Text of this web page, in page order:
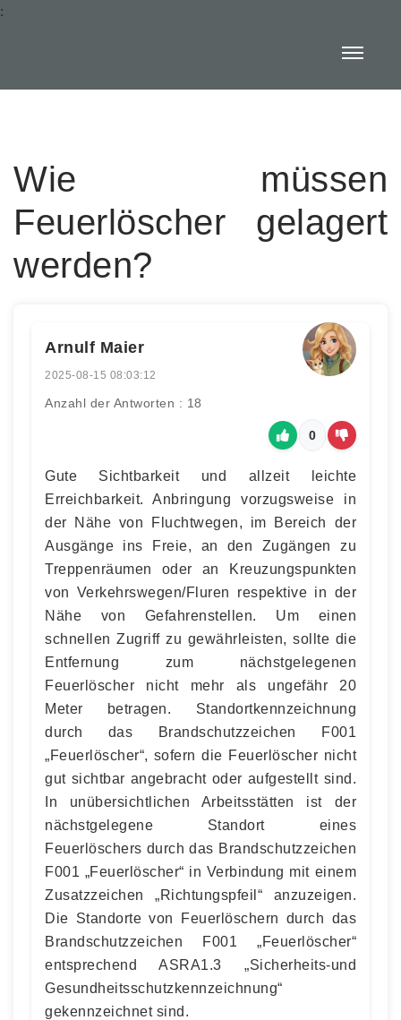
:
Wie müssen
Feuerlöscher gelagert
werden?
Arnulf Maier
2025-08-15 08:03:12
Anzahl der Antworten : 18
0
Gute Sichtbarkeit und allzeit leichte
Erreichbarkeit. Anbringung vorzugsweise in
der Nähe von Fluchtwegen, im Bereich der
Ausgänge ins Freie, an den Zugängen zu
Treppenräumen oder an Kreuzungspunkten
von Verkehrswegen/Fluren respektive in der
Nähe von Gefahrenstellen. Um einen
schnellen Zugriff zu gewährleisten, sollte die
Entfernung zum nächstgelegenen
Feuerlöscher nicht mehr als ungefähr 20
Meter betragen. Standortkennzeichnung
durch das Brandschutzzeichen F001
„Feuerlöscher“, sofern die Feuerlöscher nicht
gut sichtbar angebracht oder aufgestellt sind.
In unübersichtlichen Arbeitsstätten ist der
nächstgelegene Standort eines
Feuerlöschers durch das Brandschutzzeichen
F001 „Feuerlöscher“ in Verbindung mit einem
Zusatzzeichen „Richtungspfeil“ anzuzeigen.
Die Standorte von Feuerlöschern durch das
Brandschutzzeichen F001 „Feuerlöscher“
entsprechend ASRA1.3 „Sicherheits-und
Gesundheitsschutzkennzeichnung“
gekennzeichnet sind.